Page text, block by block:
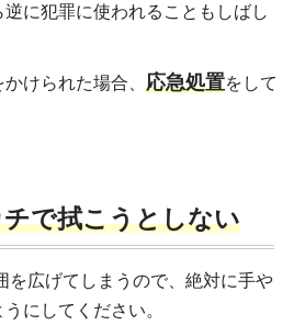
に犯罪に使われることもしばし
けられた場合、 応急処置をして
で拭こうとしない
を広げてしまうので、絶対に手や
にしてください。